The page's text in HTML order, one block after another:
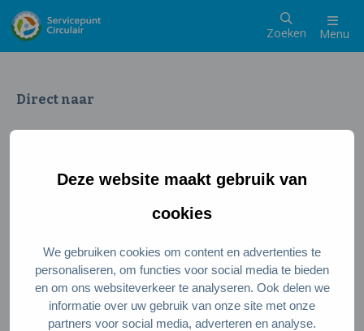
Deze website maakt gebruik van
cookies
We gebruiken cookies om content en advertenties te
personaliseren, om functies voor social media te bieden
en om ons websiteverkeer te analyseren. Ook delen we
informatie over uw gebruik van onze site met onze
partners voor social media, adverteren en analyse.
Zoeken Menu
Direct naar
Wat is een circulaire samenleving
Meedoen als ondernemer
Circulaire producten en diensten
Wie zijn wij?
Over ons
Stel je vraag